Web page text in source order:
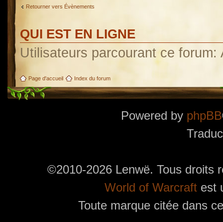
Retourner vers Évènements
QUI EST EN LIGNE
Utilisateurs parcourant ce
Page d'accueil Index du forum
Powered by phpBB
©2010-2026 Lenwë. Tous droits
World of Warcraftest
Toute marque citée dans